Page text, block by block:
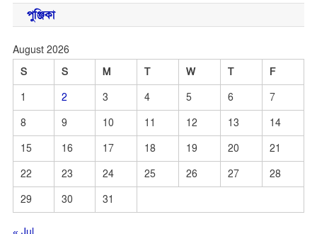
পুঞ্জিকা
August 2026
S
S M T W T
F
1
2 3 4 5 6
7
8
9 10 11 12 13
14
15
16 17 18 19 20
21
22
23 24 25 26 27
28
29
30 31